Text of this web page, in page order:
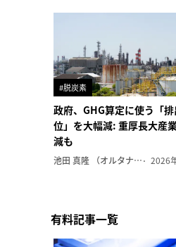
#脱炭素
政府、GHG算定に使う「
位」を大幅減: 重厚長大産
減も
池田 真隆 （オルタナ輪番編集長） 2026
有料記事一覧